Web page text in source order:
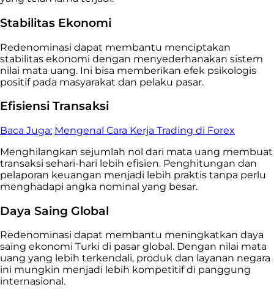
Stabilitas Ekonomi
Redenominasi dapat membantu menciptakan
stabilitas ekonomi dengan menyederhanakan sistem
nilai mata uang. Ini bisa memberikan efek psikologis
positif pada masyarakat dan pelaku pasar.
Efisiensi Transaksi
Baca Juga: Mengenal Cara Kerja Trading di Forex
Menghilangkan sejumlah nol dari mata uang membuat
transaksi sehari-hari lebih efisien. Penghitungan dan
pelaporan keuangan menjadi lebih praktis tanpa perlu
menghadapi angka nominal yang besar.
Daya Saing Global
Redenominasi dapat membantu meningkatkan daya
saing ekonomi Turki di pasar global. Dengan nilai mata
uang yang lebih terkendali, produk dan layanan negara
ini mungkin menjadi lebih kompetitif di panggung
internasional.